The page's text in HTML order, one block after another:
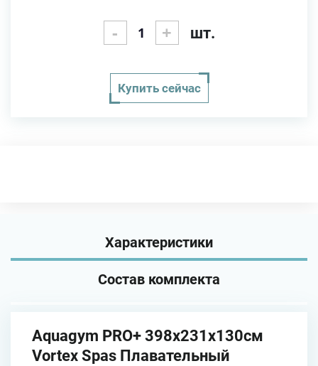
-
+ шт.
Купить сейчас
Характеристики
Состав комплекта
Aquagym PRO+ 398х231x130см
Vortex Spas Плавательный